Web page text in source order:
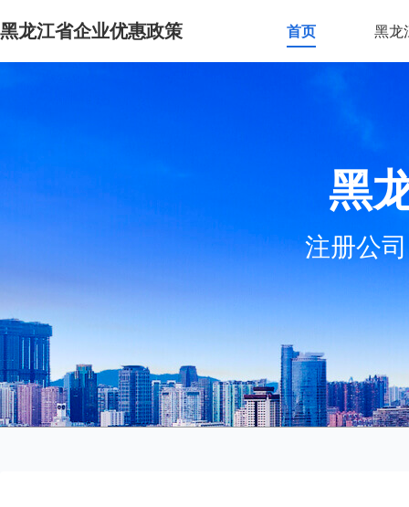
黑龙江省企业优惠政策 首页 黑龙
黑
注册公